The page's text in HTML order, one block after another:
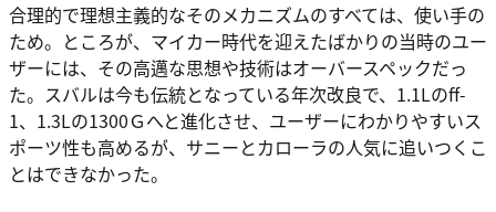
合理的で理想主義的なそのメカニズムのすべては、使い手の
ため。ところが、マイカー時代を迎えたばかりの当時のユー
ザーには、その高邁な思想や技術はオーバースペックだっ
た。スバルは今も伝統となっている年次改良で、1.1Lのff-
1、1.3Lの1300Ｇへと進化させ、ユーザーにわかりやすいス
ポーツ性も高めるが、サニーとカローラの人気に追いつくこ
とはできなかった。